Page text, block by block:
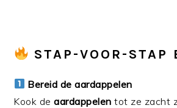
STAP-VOOR-STAP
Bereid de aardappelen
Kook deaardappelen tot ze zacht